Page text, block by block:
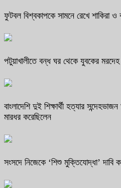
ফুটবল বিশ্বকাপকে সামনে রেখে শাকিরা ও
পটুয়াখালীতে বন্ধ ঘর থেকে যুবকের
বাংলাদেশি দুই শিক্ষার্থী হত্যার
মারধর করেছিলেন
সংসদে নিজেকে ‘শিশু মুক্তিযোদ্ধা’ দাবি